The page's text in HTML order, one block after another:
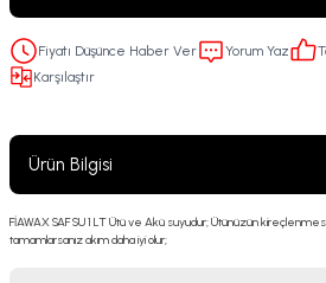
Fiyatı Düşünce Haber Ver Yorum Yaz
Karşılaştır
Ürün Bilgisi
FİAWAX SAF SU 1 LT Ütü ve Akü suyudur; Ütünüzün
tamamlarsanız akım daha iyi olur;